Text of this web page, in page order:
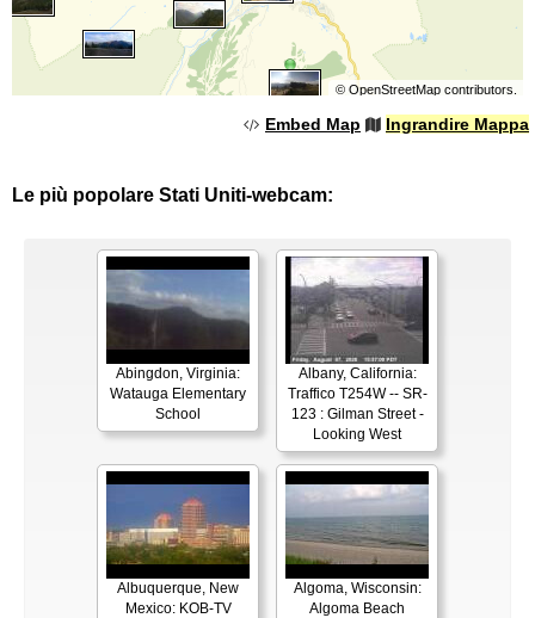
© OpenStreetMapcontributors.
Embed Map Ingrandire Mappa
Le più popolare Stati Uniti-webcam:
Abingdon, Virginia:
Watauga Elementary
School
Albany, California:
Traffico T254W -- SR-
123 : Gilman Street -
Looking West
Albuquerque, New
Mexico: KOB-TV
Algoma, Wisconsin:
Algoma Beach